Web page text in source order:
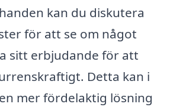
kan du diskutera
för att se om något
sitt erbjudande för att
Detta kan i
mer fördelaktig lösning